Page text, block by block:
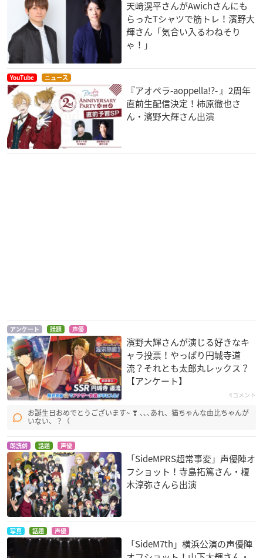
天﨑滉平さんがAwichさんにも
らったTシャツで筋トレ！濱野大
輝さん「気合い入るわねそり
ゃ！」
YouTube ニュース
『アオペラ-aoppella!?- 』2周年
直前生配信決定！柿原徹也さ
ん・濱野大輝さん出演
アンケート 話題 声優
濱野大輝さんが演じる好きなキ
ャラ投票！やっぱり円城寺道
流？それとも太郎丸レックス？
【アンケート】
4コメント
お誕生日おめでとうございます~ ❣ ､､､あれ、猫ちゃんな由比ちゃんが
いない、？（
朗読劇 話題 声優
「SideMPRS超常事変」声優陣オ
フショット！寺島拓篤さん・榎
木淳弥さんら出演
写真 話題 声優
「SideM7th」横浜公演の声優陣